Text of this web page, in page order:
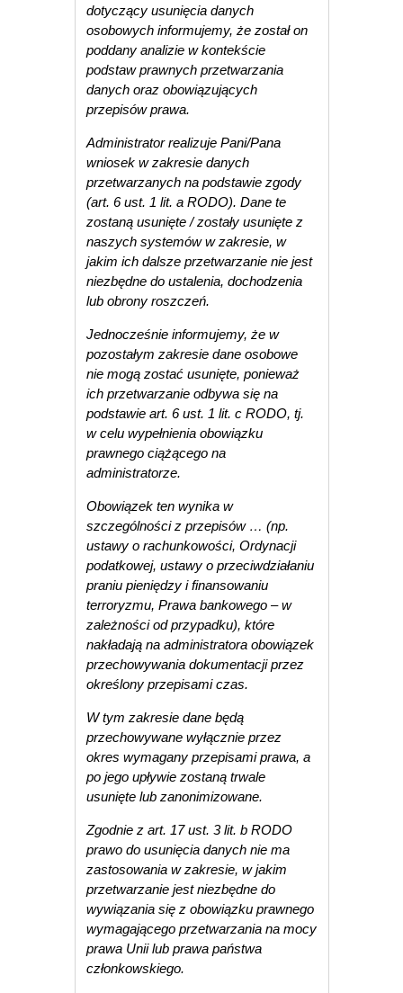
dotyczący usunięcia danych
osobowych informujemy, że został on
poddany analizie w kontekście
podstaw prawnych przetwarzania
danych oraz obowiązujących
przepisów prawa.
Administrator realizuje Pani/Pana
wniosek w zakresie danych
przetwarzanych na podstawie zgody
(art. 6 ust. 1 lit. a RODO). Dane te
zostaną usunięte / zostały usunięte z
naszych systemów w zakresie, w
jakim ich dalsze przetwarzanie nie jest
niezbędne do ustalenia, dochodzenia
lub obrony roszczeń.
Jednocześnie informujemy, że w
pozostałym zakresie dane osobowe
nie mogą zostać usunięte, ponieważ
ich przetwarzanie odbywa się na
podstawie art. 6 ust. 1 lit. c RODO, tj.
w celu wypełnienia obowiązku
prawnego ciążącego na
administratorze.
Obowiązek ten wynika w
szczególności z przepisów … (np.
ustawy o rachunkowości, Ordynacji
podatkowej, ustawy o przeciwdziałaniu
praniu pieniędzy i finansowaniu
terroryzmu, Prawa bankowego – w
zależności od przypadku), które
nakładają na administratora obowiązek
przechowywania dokumentacji przez
określony przepisami czas.
W tym zakresie dane będą
przechowywane wyłącznie przez
okres wymagany przepisami prawa, a
po jego upływie zostaną trwale
usunięte lub zanonimizowane.
Zgodnie z art. 17 ust. 3 lit. b RODO
prawo do usunięcia danych nie ma
zastosowania w zakresie, w jakim
przetwarzanie jest niezbędne do
wywiązania się z obowiązku prawnego
wymagającego przetwarzania na mocy
prawa Unii lub prawa państwa
członkowskiego.